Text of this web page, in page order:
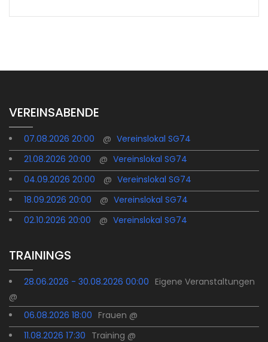
VEREINSABENDE
07.08.2026 20:00 @ Vereinslokal SG74
21.08.2026 20:00
@ Vereinslokal SG74
04.09.2026 20:00
@ Vereinslokal SG74
18.09.2026 20:00
@ Vereinslokal SG74
02.10.2026 20:00
@ Vereinslokal SG74
TRAININGS
28.06.2026 - 30.08.2026 00:00 Eigene Veranstaltungen
@
06.08.2026 18:00 Frauen @
11.08.2026 17:30 Training @